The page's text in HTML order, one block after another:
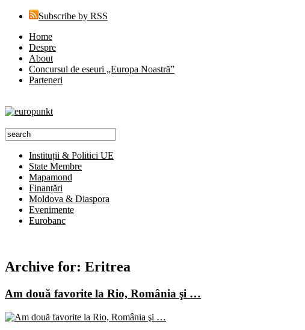
Subscribe by RSS
Home
Despre
About
Concursul de eseuri „Europa Noastră”
Parteneri
Instituții & Politici UE
State Membre
Mapamond
Finanțări
Moldova & Diaspora
Evenimente
Eurobanc
Archive for: Eritrea
Am două favorite la Rio, România şi …